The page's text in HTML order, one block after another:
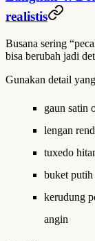
realistis
Busana sering
bisa berubah jadi
Gunakan detail
gaun satin
lengan
tuxedo
buket putih
kerudung
angin